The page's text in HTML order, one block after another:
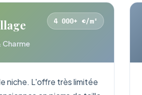
4 000+ €/m²
Charme
niche. L'offre très limitée